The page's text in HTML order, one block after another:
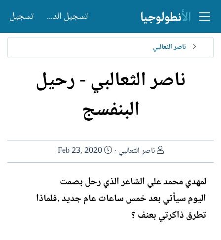
تسجيل الدخول تسجيل
ناصر الثعالبي
ناصر الثعالبي - رحيل
البنفسج
ا
ل
ك
ا
ت
ناصر الثعالبي
ت
ا
ي
خ
Feb 23, 2020
لمهدي محمد علي الشاعر الذي رحل بصمت
اليوم سيأتي بعد خمس ساعات عام جديد .فلماذا
تطرق ذاكرتي بعنف ؟